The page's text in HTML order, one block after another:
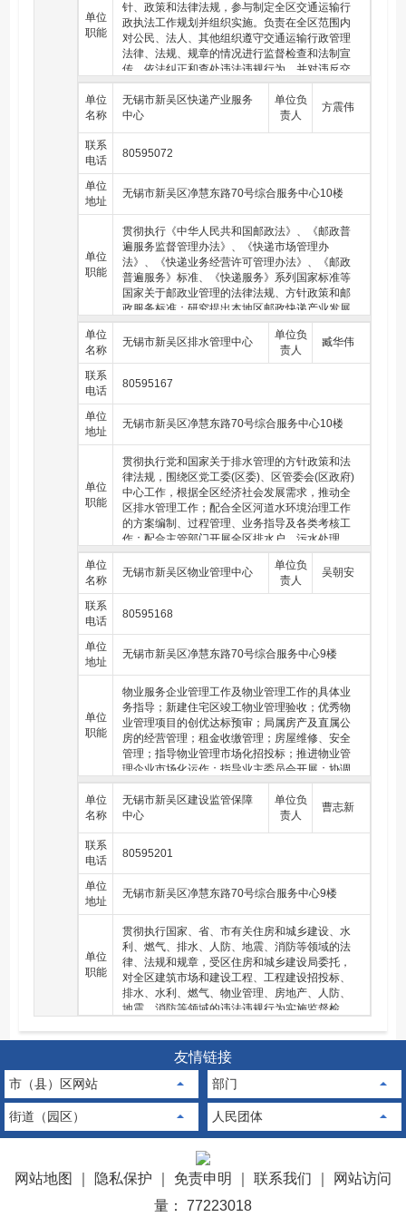
单位
职能
针、政策和法律法规，参与制定全区交通运输行
政执法工作规划并组织实施。负责在全区范围内
对公民、法人、其他组织遵守交通运输行政管理
法律、法规、规章的情况进行监督检查和法制宣
传，依法纠正和查处违法违规行为，并对违反交
通运输行政管理秩序的行为实施行政强制、行政
处罚。配合主管部门做好全区交通行业的日常监
管，组织协调交通应急调度指挥工作。配合主管
部门做好辖区道路、水路运输及城市客运行业管
理及安全监管工作。对接区公路事业发展中心、
突发应急处置工作，负责指导客运行业及其客运
场站的监督管理。负责“智慧交通”建设，负责交通
全区道路、水路等交通运输领域市场秩序维护工
作。完成区住房和城乡建设局（区交通运输局）
交办的其他任务。
单位
名称
无锡市新吴区快递产业服务
中心
单位负
责人
方震伟
联系
电话
80595072
单位
地址
无锡市新吴区净慧东路70号综合服务中心10楼
单位
职能
贯彻执行《中华人民共和国邮政法》、《邮政普
遍服务监督管理办法》、《快递市场管理办
法》、《快递业务经营许可管理办法》、《邮政
普遍服务》标准、《快递服务》系列国家标准等
国家关于邮政业管理的法律法规、方针政策和邮
政服务标准；研究提出本地区邮政快递产业发展
规划、发展战略和产业促进政策；根据授权，监
督管理本地区快递产业、邮政服务和机要通信等
特殊服务的实施；负责快递产业的发展促进工
递产业的统计工作；依法落实对快递等邮政业务
的市场准入制度并监督管理。
单位
名称
无锡市新吴区排水管理中心
单位负
责人
臧华伟
联系
电话
80595167
单位
地址
无锡市新吴区净慧东路70号综合服务中心10楼
单位
职能
贯彻执行党和国家关于排水管理的方针政策和法
律法规，围绕区党工委(区委)、区管委会(区政府)
中心工作，根据全区经济社会发展需求，推动全
区排水管理工作；配合全区河道水环境治理工作
的方案编制、过程管理、业务指导及各类考核工
作；配合主管部门开展全区排水户、污水处理
厂、排水管网及泵站运行等管理工作；配合全区
河道规划控制、水系规划、调水方案的编制和论
证工作；配合主管部门开展全区河道行业管理、
乡建设局交办的其他任务。
单位
名称
无锡市新吴区物业管理中心
单位负
责人
吴朝安
联系
电话
80595168
单位
地址
无锡市新吴区净慧东路70号综合服务中心9楼
单位
职能
物业服务企业管理工作及物业管理工作的具体业
务指导；新建住宅区竣工物业管理验收；优秀物
业管理项目的创优达标预审；局属房产及直属公
房的经营管理；租金收缴管理；房屋维修、安全
管理；指导物业管理市场化招投标；推进物业管
理企业市场化运作；指导业主委员会开展；协调
处理物业管理中的矛盾纠纷。
单位
名称
无锡市新吴区建设监管保障
中心
单位负
责人
曹志新
联系
电话
80595201
单位
地址
无锡市新吴区净慧东路70号综合服务中心9楼
单位
职能
贯彻执行国家、省、市有关住房和城乡建设、水
利、燃气、排水、人防、地震、消防等领域的法
律、法规和规章，受区住房和城乡建设局委托，
对全区建筑市场和建设工程、工程建设招投标、
排水、水利、燃气、物业管理、房地产、人防、
地震、消防等领域的违法违规行为实施监督检
建设、水利、燃气、排水、人防、地震、消防等
领域职责权限范围内的“双随机”检查和信用体系建
设工作；协助区住房和城乡建设局承办相关领域
的行政复议、行政诉讼案件；承担全区住房和城
乡建设、水利、燃气、排水、人防、地震等领域
以及消防相关领域职责权限范围内的安全检查工
作；完成区住房和城乡建设局交办的其他任务。
友情链接
市（县）区网站 部门
街道（园区） 人民团体
网站地图 隐私保护 免责申明 联系我们
网站访问
量： 77223018